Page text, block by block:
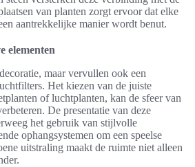
van planten zorgt ervoor dat elke
aantrekkelijke manier wordt benut.
elementen
maar vervullen ook een
Het kiezen van de juiste
of luchtplanten, kan de sfeer van
De presentatie van deze
het gebruik van stijlvolle
ophangsystemen om een speelse
uitstraling maakt de ruimte niet alleen